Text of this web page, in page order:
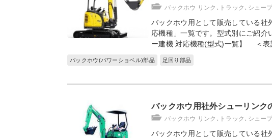
バックホウ リンク､トラック､シュー
バックホウ用として販売している社
応機種」一覧です。型式別にご紹介
ー建機 対応機種(型式)一覧】 ＜表
バックホウ(パワーショベル)部品 足回り部品
バックホウ用社外シューリンク
バックホウ リンク､トラック､シュー
バックホウ用として販売している社